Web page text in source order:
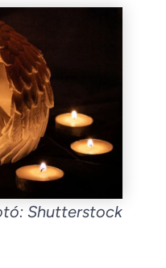
Shutterstock